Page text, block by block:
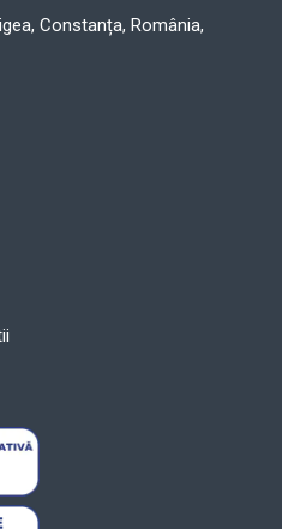
Constanța, România,